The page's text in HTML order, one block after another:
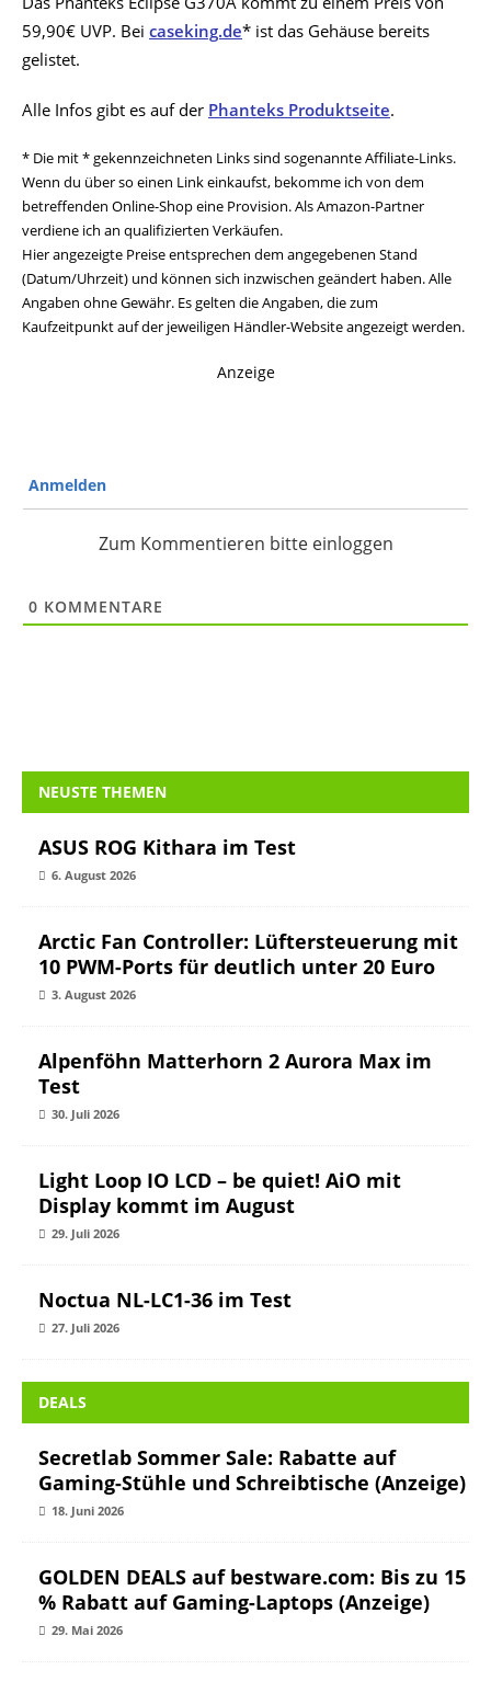
59,90€ UVP. Bei caseking.de* ist das Gehäuse bereits
gelistet.
Alle Infos gibt es auf der Phanteks Produktseite.
* Die mit * gekennzeichneten Links sind sogenannte Affiliate-Links.
Wenn du über so einen Link einkaufst, bekomme ich von dem
betreffenden Online-Shop eine Provision. Als Amazon-Partner
verdiene ich an qualifizierten Verkäufen.
Hier angezeigte Preise entsprechen dem angegebenen Stand
(Datum/Uhrzeit) und können sich inzwischen geändert haben. Alle
Angaben ohne Gewähr. Es gelten die Angaben, die zum
Kaufzeitpunkt auf der jeweiligen Händler-Website angezeigt werden.
Anzeige
Anmelden
Zum Kommentieren bitte einloggen
0 KOMMENTARE
NEUSTE THEMEN
ASUS ROG Kithara im Test
6. August 2026
Arctic Fan Controller: Lüftersteuerung mit
10 PWM-Ports für deutlich unter 20 Euro
3. August 2026
Alpenföhn Matterhorn 2 Aurora Max im
Test
30. Juli 2026
Light Loop IO LCD – be quiet! AiO mit
Display kommt im August
29. Juli 2026
Noctua NL-LC1-36 im Test
27. Juli 2026
DEALS
Secretlab Sommer Sale: Rabatte auf
Gaming-Stühle und Schreibtische (Anzeige)
18. Juni 2026
GOLDEN DEALS auf bestware.com: Bis zu 15
% Rabatt auf Gaming-Laptops (Anzeige)
29. Mai 2026